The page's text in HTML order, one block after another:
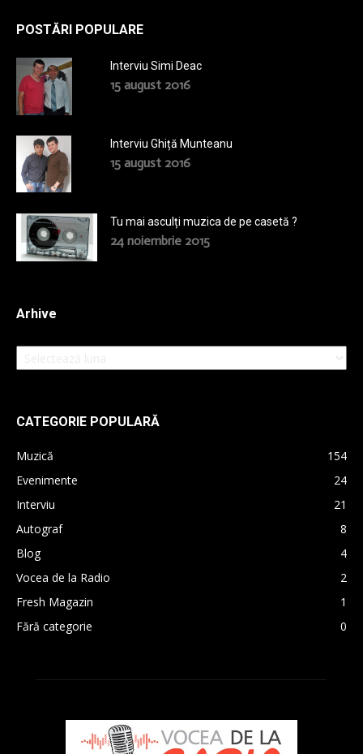
POSTĂRI POPULARE
Interviu Simi Deac
15 august 2016
Interviu Ghiță Munteanu
15 august 2016
Tu mai asculți muzica de pe casetă ?
24 noiembrie 2015
Arhive
Arhive
CATEGORIE POPULARĂ
Muzică
154
Evenimente
24
Interviu
21
Autograf
8
Blog
4
Vocea de la Radio
2
Fresh Magazin
1
Fără categorie
0